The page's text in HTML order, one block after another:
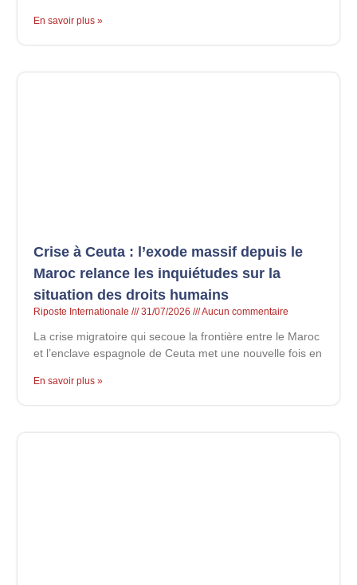
En savoir plus »
Crise à Ceuta : l’exode massif depuis le
Maroc relance les inquiétudes sur la
situation des droits humains
Riposte Internationale 31/07/2026 Aucun commentaire
La crise migratoire qui secoue la frontière entre le Maroc
et l’enclave espagnole de Ceuta met une nouvelle fois en
En savoir plus »